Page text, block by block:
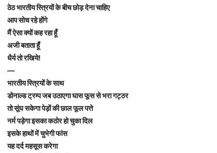
ठेठ भारतीय स्त्रियों के बीच छोड़ देना चाहिए
आप सोच रहे होंगे
मैं ऐसा क्यों कह रहा हूँ
अजी बताता हूँ
धैर्य तो रखिये!
—
भारतीय स्त्रियों के साथ
डोनाल्ड ट्रम्प जब उठाएगा घास फूस से भरा गट्ठर
तो सूंघ सकेगा पेड़ों की छाल फूल पत्ते
नर्म पड़ेगा इसका कठोर हो चुका दिल
इसके हाथों में चुभेगी फांस
यह दर्द महसूस करेगा